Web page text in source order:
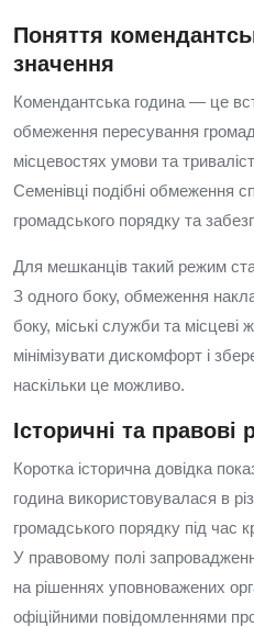
Поняття
значення
Комендантська година — це
обмеження пересування
місцевостях умови та
Семенівці подібні обмеження
громадського порядку та
Для мешканців такий режим
З одного боку, обмеження
боку, міські служби та
мінімізувати дискомфорт і
наскільки це можливо.
Історичні та правові
Коротка історична довідка
година використовувалася в
громадського порядку під час
У правовому полі
на рішеннях уповноважених
офіційними повідомленнями